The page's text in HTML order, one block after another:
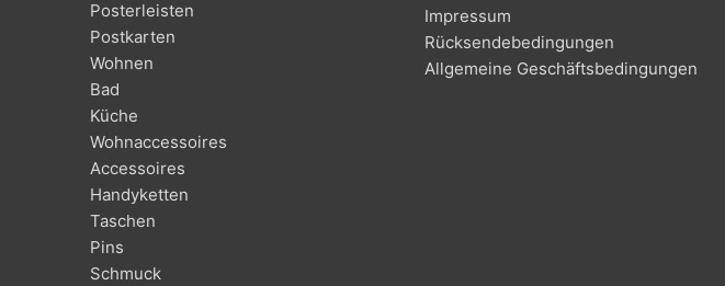
Posterleisten
Postkarten
Wohnen
Bad
Küche
Wohnaccessoires
Accessoires
Handyketten
Taschen
Pins
Schmuck
Impressum
Rücksendebedingungen
Allgemeine Geschäftsbedingungen